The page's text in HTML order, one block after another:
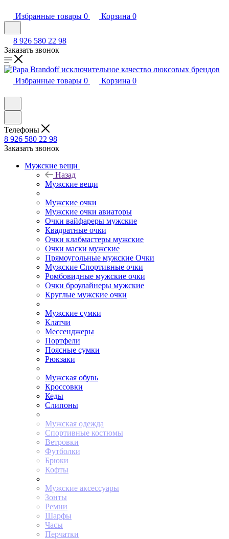
Избранные товары 0 Корзина 0
8 926 580 22 98
Заказать звонок
Избранные товары 0 Корзина 0
Телефоны
8 926 580 22 98
Заказать звонок
Мужские вещи
Назад
Мужские вещи
Мужские очки
Мужские очки авиаторы
Очки вайфареры мужские
Квадратные очки
Очки клабмастеры мужские
Очки маски мужские
Прямоугольные мужские Очки
Мужские Спортивные очки
Ромбовидные мужские очки
Очки броулайнеры мужские
Круглые мужские очки
Мужские сумки
Клатчи
Мессенджеры
Портфели
Поясные сумки
Рюкзаки
Мужская обувь
Кроссовки
Кеды
Слипоны
Мужская одежда
Спортивные костюмы
Ветровки
Футболки
Брюки
Кофты
Мужские аксессуары
Зонты
Ремни
Шарфы
Часы
Перчатки